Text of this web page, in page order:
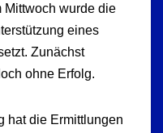
Mittwoch wurde die
eines
Zunächst
ohne Erfolg.
hat die Ermittlungen